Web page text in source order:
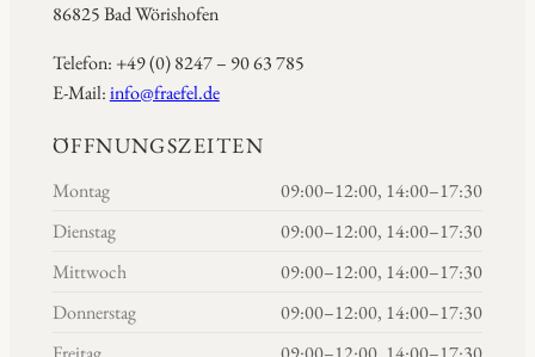
86825 Bad Wörishofen
Telefon: +49 (0) 8247 – 90 63 785
E-Mail:info@fraefel.de
ÖFFNUNGSZEITEN
Montag
09:00–12:00, 14:00–17:30
Dienstag
09:00–12:00, 14:00–17:30
Mittwoch
09:00–12:00, 14:00–17:30
Donnerstag
09:00–12:00, 14:00–17:30